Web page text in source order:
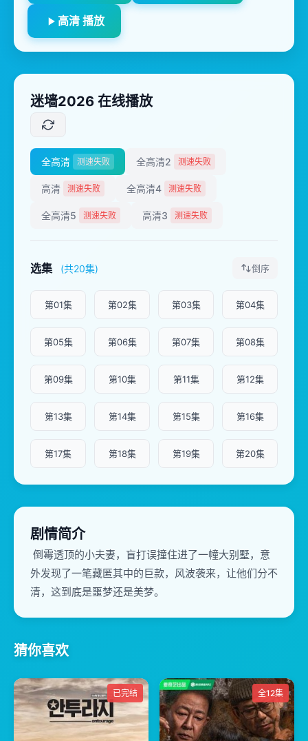
高清 播放
迷墙2026 在线播放
全高清 测速失败 全高清2 测速失败
高清 测速失败 全高清4 测速失败
全高清5 测速失败 高清3 测速失败
选集 (共20集) 倒序
第01集 第02集 第03集 第04集
第05集 第06集 第07集 第08集
第09集 第10集 第11集 第12集
第13集 第14集 第15集 第16集
第17集 第18集 第19集 第20集
剧情简介
倒霉透顶的小夫妻，盲打误撞住进了一幢大别墅，意
外发现了一笔藏匿其中的巨款，风波袭来，让他们分不
清，这到底是噩梦还是美梦。
猜你喜欢
已完结 全12集